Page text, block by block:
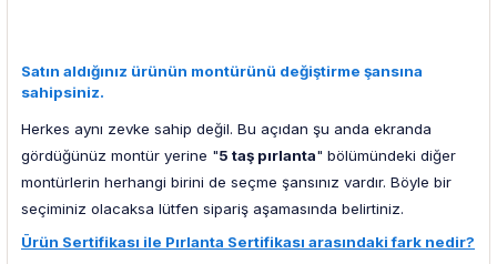
Satın aldığınız ürünün montürünü değiştirme şansına
sahipsiniz.
Herkes aynı zevke sahip değil. Bu açıdan şu anda ekranda
gördüğünüz montür yerine "5 taş pırlanta" bölümündeki diğer
montürlerin herhangi birini de seçme şansınız vardır. Böyle bir
seçiminiz olacaksa lütfen sipariş aşamasında belirtiniz.
Ürün Sertifikası ile Pırlanta Sertifikası arasındaki fark nedir?